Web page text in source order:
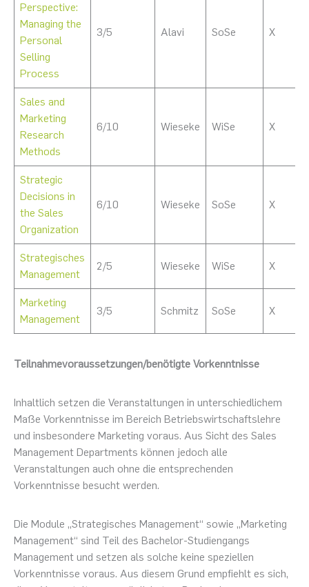
Perspective:
Managing the
Personal
Selling
Process
3/5 Alavi SoSe X
Sales and
Marketing
Research
Methods
6/10 Wieseke WiSe X
Strategic
Decisions in
the Sales
Organization
6/10 Wieseke SoSe X
Strategisches
Management
2/5 Wieseke WiSe X
Marketing
Management
3/5 Schmitz SoSe X
Teilnahmevoraussetzungen/benötigte Vorkenntnisse
Inhaltlich setzen die Veranstaltungen in unterschiedlichem
Maße Vorkenntnisse im Bereich Betriebswirtschaftslehre
und insbesondere Marketing voraus. Aus Sicht des Sales
Management Departments können jedoch alle
Veranstaltungen auch ohne die entsprechenden
Vorkenntnisse besucht werden.
Die Module „Strategisches Management“ sowie „Marketing
Management“ sind Teil des Bachelor-Studiengangs
Management und setzen als solche keine speziellen
Vorkenntnisse voraus. Aus diesem Grund empfiehlt es sich,